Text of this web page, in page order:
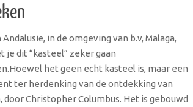
Andalusië, in de omgeving van b.v, Malaga,
je dit “kasteel” zeker gaan
het geen echt kasteel is, maar een
ter herdenking van de ontdekking van
door Christopher Columbus. Het is gebouwd